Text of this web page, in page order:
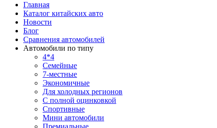
Главная
Каталог китайских авто
Новости
Блог
Сравнения автомобилей
Автомобили по типу
4*4
Семейные
7-местные
Экономичные
Для холодных регионов
С полной оцинковкой
Спортивные
Мини автомобили
Премиальные